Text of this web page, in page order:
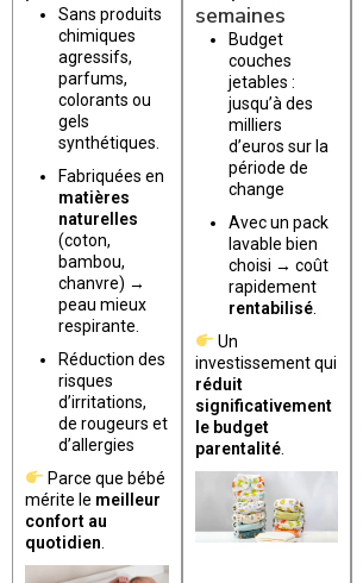
Sans produits
chimiques
agressifs,
parfums,
colorants ou
gels
synthétiques.
Fabriquées en
matières
naturelles
(coton,
bambou,
chanvre) →
peau mieux
respirante.
Réduction des
risques
d’irritations,
de rougeurs et
d’allergies
Parce que bébé
mérite le meilleur
confort au
quotidien
semaines
Budget
couches
jetables :
jusqu’à des
milliers
d’euros sur la
période de
change
Avec un pack
lavable bien
choisi → coût
rapidement
rentabilisé.
Un
investissement qui
réduit
significativement
le budget
parentalité.